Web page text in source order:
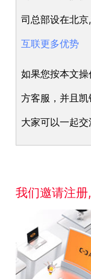
司总部设在北京
互联更多优势
如果您按本文
方客服，并且凯
大家可以一起
我们邀请注册